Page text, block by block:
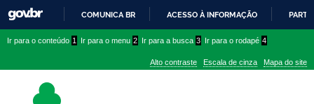
PARA
CONTEÚDO
COMUNICA BR ACESSO À INFORMAÇÃO
conteúdo
menu
superior
menu
Ir para o conteúdo 1 Ir para o menu 2 Ir para a busca 3 Ir para o rodapé 4
Alto contraste Escala de cinza Mapa do site